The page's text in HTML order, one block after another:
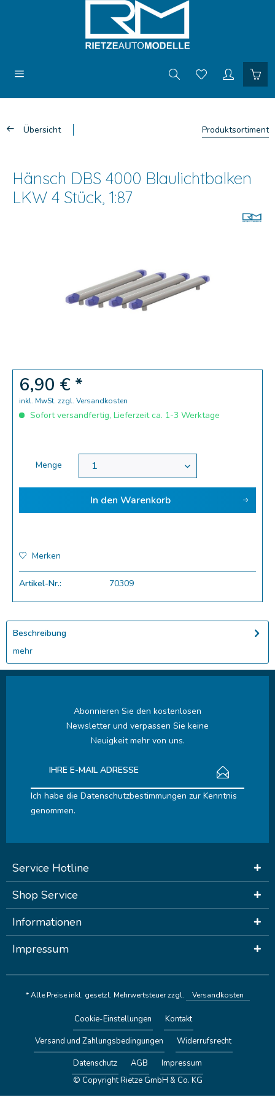
Übersicht Produktsortiment
Hänsch DBS 4000 Blaulichtbalken
LKW 4 Stück, 1:87
6,90 € *
inkl. MwSt. zzgl. Versandkosten
Sofort versandfertig, Lieferzeit ca. 1-3 Werktage
Menge
In den Warenkorb
Merken
Artikel-Nr.: 70309
Beschreibung
mehr
Abonnieren Sie den kostenlosen
Newsletter und verpassen Sie keine
Neuigkeit mehr von uns.
Ich habe die Datenschutzbestimmungen zur Kenntnis
genommen.
Service Hotline
Shop Service
Informationen
Impressum
* Alle Preise inkl. gesetzl. Mehrwertsteuer zzgl. Versandkosten
Cookie-Einstellungen
Kontakt
Versand und Zahlungsbedingungen
Widerrufsrecht
Datenschutz
AGB
Impressum
© Copyright Rietze GmbH & Co. KG